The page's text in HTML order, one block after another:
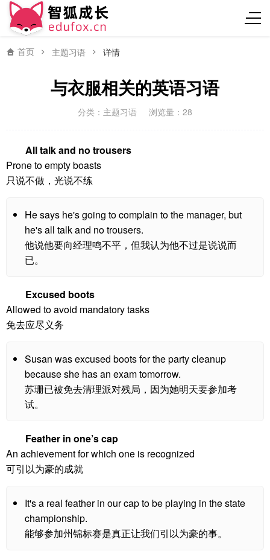
首页 主题习语 详情
与衣服相关的英语习语
分类： 主题习语 浏览量：28
All talk and no trousers
Prone to empty boasts
只说不做，光说不练
He says he's going to complain to the manager, but
he's all talk and no trousers.
他说他要向经理鸣不平，但我认为他不过是说说而
已。
Excused boots
Allowed to avoid mandatory tasks
免去应尽义务
Susan was excused boots for the party cleanup
because she has an exam tomorrow.
苏珊已被免去清理派对残局，因为她明天要参加考
试。
Feather in one’s cap
An achievement for which one is recognized
可引以为豪的成就
It's a real feather in our cap to be playing in the state
championship.
能够参加州锦标赛是真正让我们引以为豪的事。